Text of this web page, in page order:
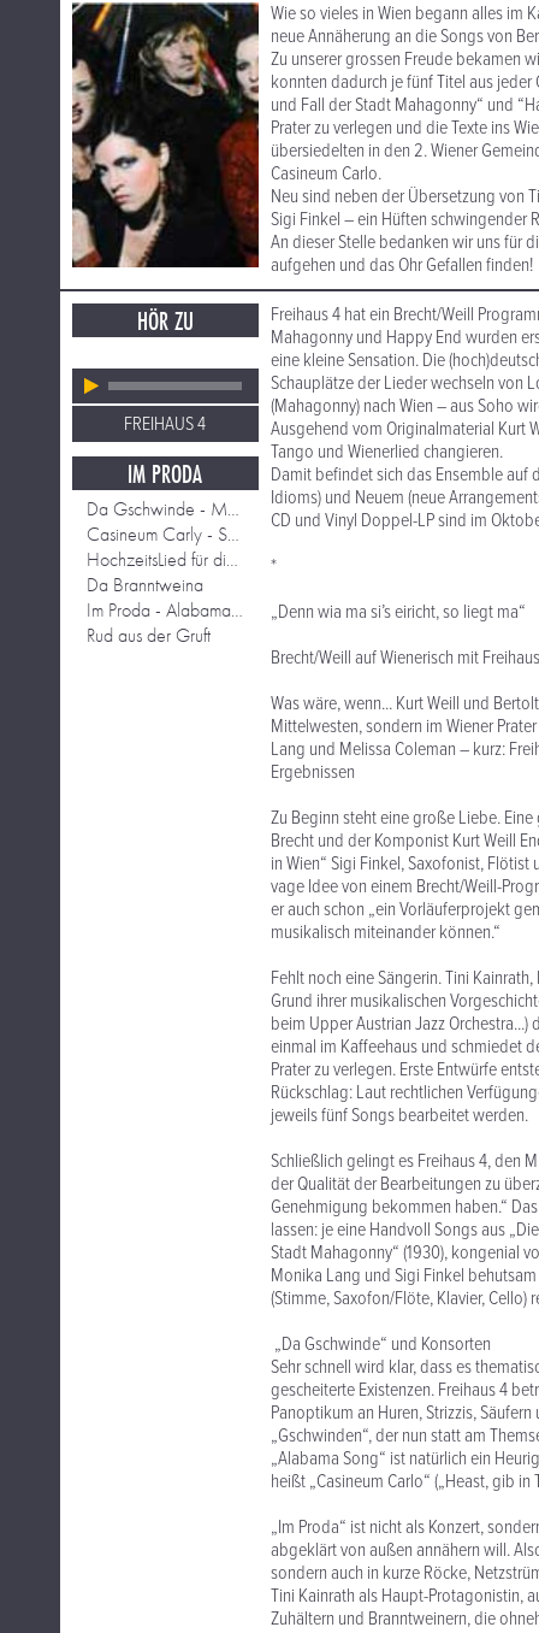
Wie so vieles in Wien begann alles im
neue Annäherung an die Songs von
Zu unserer grossen Freude bekamen
konnten dadurch je fünf Titel aus
und Fall der Stadt Mahagonny“ und
Prater zu verlegen und die Texte ins
übersiedelten in den 2. Wiener
Casineum Carlo.
Neu sind neben der Übersetzung von
Sigi Finkel – ein Hüften schwingender
An dieser Stelle bedanken wir uns für
aufgehen und das Ohr Gefallen finden!
HÖR ZU
FREIHAUS 4
IM PRODA
Da Gschwinde - Mackie Messer
Casineum Carly - Surabaya Johnny
HochzeitsLied für die oarmen Leit
Da Branntweina
Im Proda - Alabama Song
Rud aus der Gruft
Freihaus 4 hat ein Brecht/Weill
Mahagonny und Happy End wurden
eine kleine Sensation. Die
Schauplätze der Lieder wechseln von
(Mahagonny) nach Wien – aus Soho
Ausgehend vom Originalmaterial Kurt
Tango und Wienerlied changieren.
Damit befindet sich das Ensemble auf
Idioms) und Neuem (neue
CD und Vinyl Doppel-LP sind im
*
„Denn wia ma si’s eiricht, so liegt ma“
Brecht/Weill auf Wienerisch mit
Was wäre, wenn... Kurt Weill und
Mittelwesten, sondern im Wiener
Lang und Melissa Coleman – kurz:
Ergebnissen
Zu Beginn steht eine große Liebe.
Brecht und der Komponist Kurt Weill
in Wien“ Sigi Finkel, Saxofonist,
vage Idee von einem Brecht/Weill-
er auch schon „ein Vorläuferprojekt
musikalisch miteinander können.“
Fehlt noch eine Sängerin. Tini
Grund ihrer musikalischen
beim Upper Austrian Jazz
einmal im Kaffeehaus und schmiedet
Prater zu verlegen. Erste Entwürfe
Rückschlag: Laut rechtlichen
jeweils fünf Songs bearbeitet werden.
Schließlich gelingt es Freihaus 4, den
der Qualität der Bearbeitungen zu
Genehmigung bekommen haben.“
lassen: je eine Handvoll Songs aus
Stadt Mahagonny“ (1930), kongenial
Monika Lang und Sigi Finkel
(Stimme, Saxofon/Flöte, Klavier, Cello)
„Da Gschwinde“ und Konsorten
Sehr schnell wird klar, dass es
gescheiterte Existenzen. Freihaus 4
Panoptikum an Huren, Strizzis,
„Gschwinden“, der nun statt am
„Alabama Song“ ist natürlich ein
heißt „Casineum Carlo“ („Heast, gib
„Im Proda“ ist nicht als Konzert,
abgeklärt von außen annähern will.
sondern auch in kurze Röcke,
Tini Kainrath als Haupt-Protagonistin,
Zuhältern und Branntweinern, die